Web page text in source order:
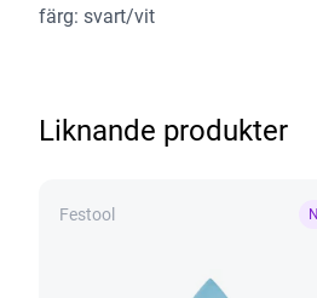
färg: svart/vit
Liknande produkter
Festool